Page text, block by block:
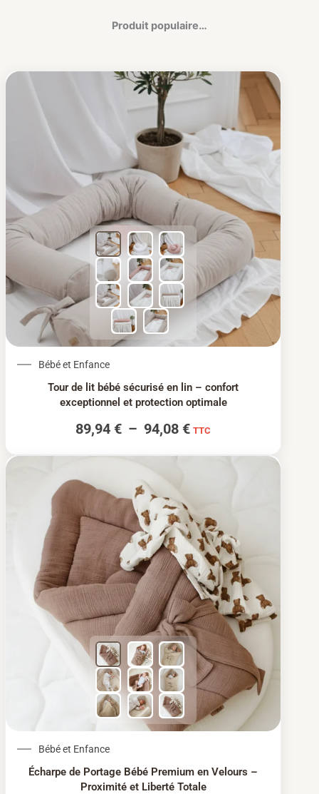
Produit populaire…
Bébé et Enfance
Tour de lit bébé sécurisé en lin – confort
exceptionnel et protection optimale
89,94 € – 94,08 € TTC
Bébé et Enfance
Écharpe de Portage Bébé Premium en Velours –
Proximité et Liberté Totale